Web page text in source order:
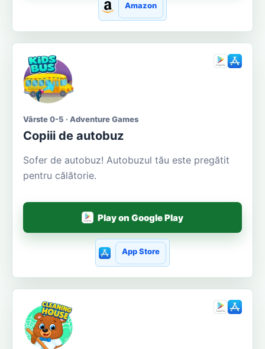
Amazon
Vârste 0-5 · Adventure Games
Copiii de autobuz
Sofer de autobuz! Autobuzul tău este pregătit
pentru călătorie.
Play on Google Play
App Store